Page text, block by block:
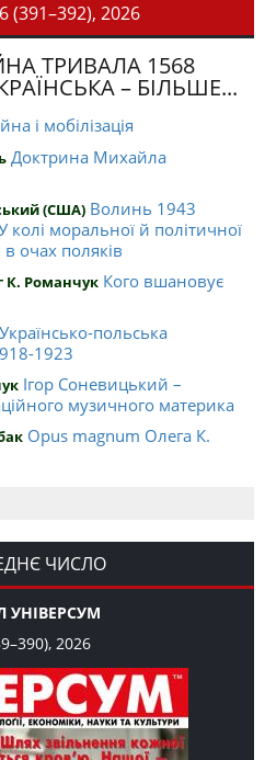
2026
ТРИВАЛА 1568
– БІЛЬШЕ...
і мобілізація
Доктрина Михайла
(США) Волинь 1943
колі моральної й політичної
в очах поляків
К. Романчук Кого вшановує
Українсько-польська
1923
Ігор Соневицький –
музичного материка
Opus magnum Олега К.
Романчук Журавель і синиця
й тактики
ЧИСЛО
УНІВЕРСУМ
2026